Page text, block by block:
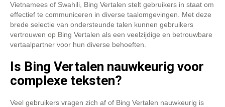
Vietnamees of Swahili, Bing Vertalen stelt gebruikers in staat om
effectief te communiceren in diverse taalomgevingen. Met deze
brede selectie van ondersteunde talen kunnen gebruikers
vertrouwen op Bing Vertalen als een veelzijdige en betrouwbare
vertaalpartner voor hun diverse behoeften.
Is Bing Vertalen nauwkeurig voor
complexe teksten?
Veel gebruikers vragen zich af of Bing Vertalen nauwkeurig is